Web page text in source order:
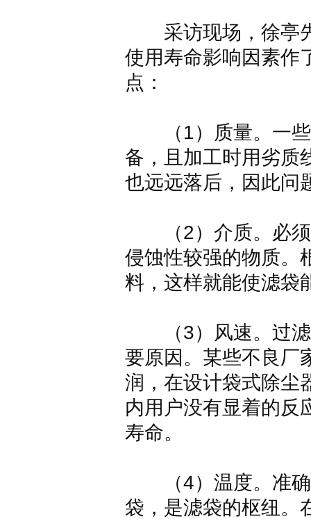
采访现场，徐亭先
使用寿命影响因素作
点：
（1）质量。一些
备，且加工时用劣质
也远远落后，因此问
（2）介质。必须
侵蚀性较强的物质。
料，这样就能使滤袋
（3）风速。过滤
要原因。某些不良厂
润，在设计袋式除尘
内用户没有显着的反
寿命。
（4）温度。准确
袋，是滤袋的枢纽。